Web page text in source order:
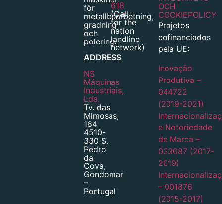
för
metallbearbetning,
gradning
och
polering.
ADDRESS
NS
Máquinas
Industriais,
Lda.
Tv. das
Mimosas,
184
4510-
330 S.
Pedro
da
Cova,
Gondomar
–
Portugal
618
(Call
for the
nation
landline
network)
OCH
COOKIEPOLICY
Projetos
cofinanciados
pela UE:
Inovação
Produtiva –
044722
(2019-2021)
e Notoriedade
de Marca –
033087 (2017-
2019)
– 001876
(2015-2017)